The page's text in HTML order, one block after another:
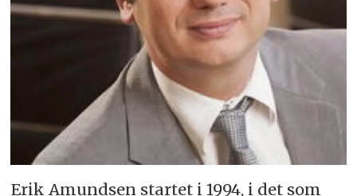
Erik Amundsen startet i 1994, i det som